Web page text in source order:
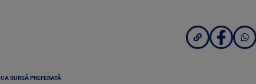
SURSĂ PREFERATĂ